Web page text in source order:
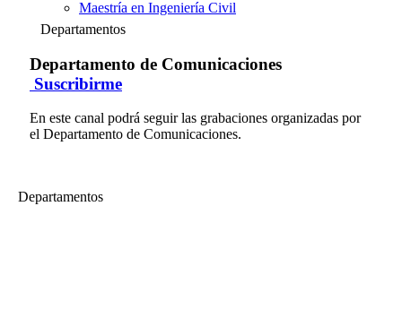
Maestría en Ingeniería Civil
Departamentos
Departamento de Comunicaciones
Suscribirme
En este canal podrá seguir las grabaciones organizadas por
el Departamento de Comunicaciones.
Departamentos